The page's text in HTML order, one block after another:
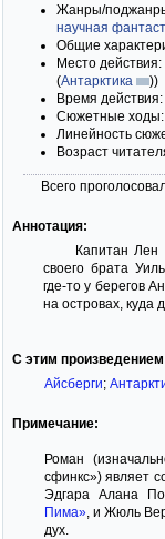
Жанры/
научная
Общие
Место действия:
(Антарктика ))
Время действия:
Сюжетные ходы:
Линейность
Возраст
Всего
Аннотация:
Капитан Лен
своего брата
где-то у берегов
на островах, куда
С этим
Айсберги;
Примечание:
Роман
сфинкс») являет
Эдгара Алана
Пима», и Жюль
дух.